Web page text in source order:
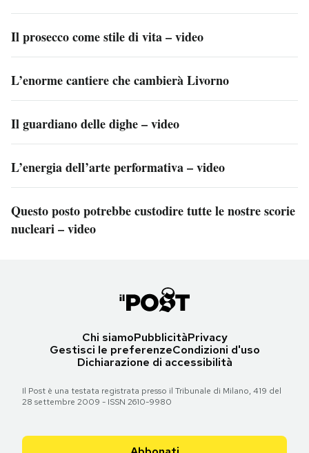
Il prosecco come stile di vita – video
L’enorme cantiere che cambierà Livorno
Il guardiano delle dighe – video
L’energia dell’arte performativa – video
Questo posto potrebbe custodire tutte le nostre scorie
nucleari – video
Chi siamoPubblicitàPrivacy
Gestisci le preferenzeCondizioni d'uso
Dichiarazione di accessibilità
Il Post è una testata registrata presso il Tribunale di Milano, 419 del
28 settembre 2009 - ISSN 2610-9980